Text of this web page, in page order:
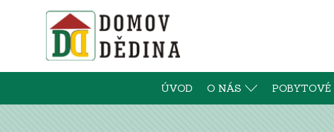
ÚVOD O NÁS